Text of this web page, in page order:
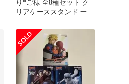
り*ご様 全8種セット ク
リアケーススタンド 一番